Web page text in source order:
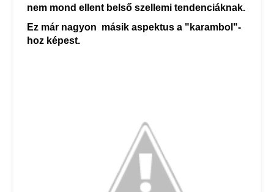
nem mond ellent belső szellemi tendenciáknak.
Ez már nagyon másik aspektus a "karambol"-
hoz képest.